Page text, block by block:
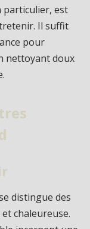
particulier, est
Il suffit
pour
nettoyant doux
distingue des
chaleureuse.